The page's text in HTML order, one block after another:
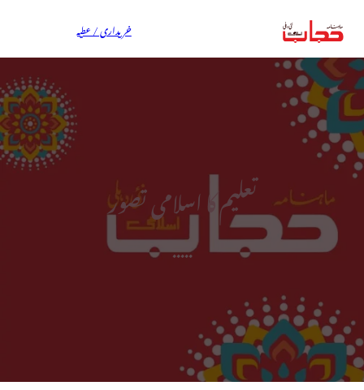
خریداری / عطیہ
تعلیم کا اسلامی تصور
.....